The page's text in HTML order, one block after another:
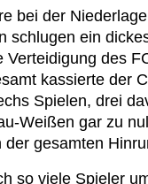
bei der
schlugen ein
Verteidigung des
kassierte der
Spielen, drei
Weißen gar zu
gesamten
so viele Spieler